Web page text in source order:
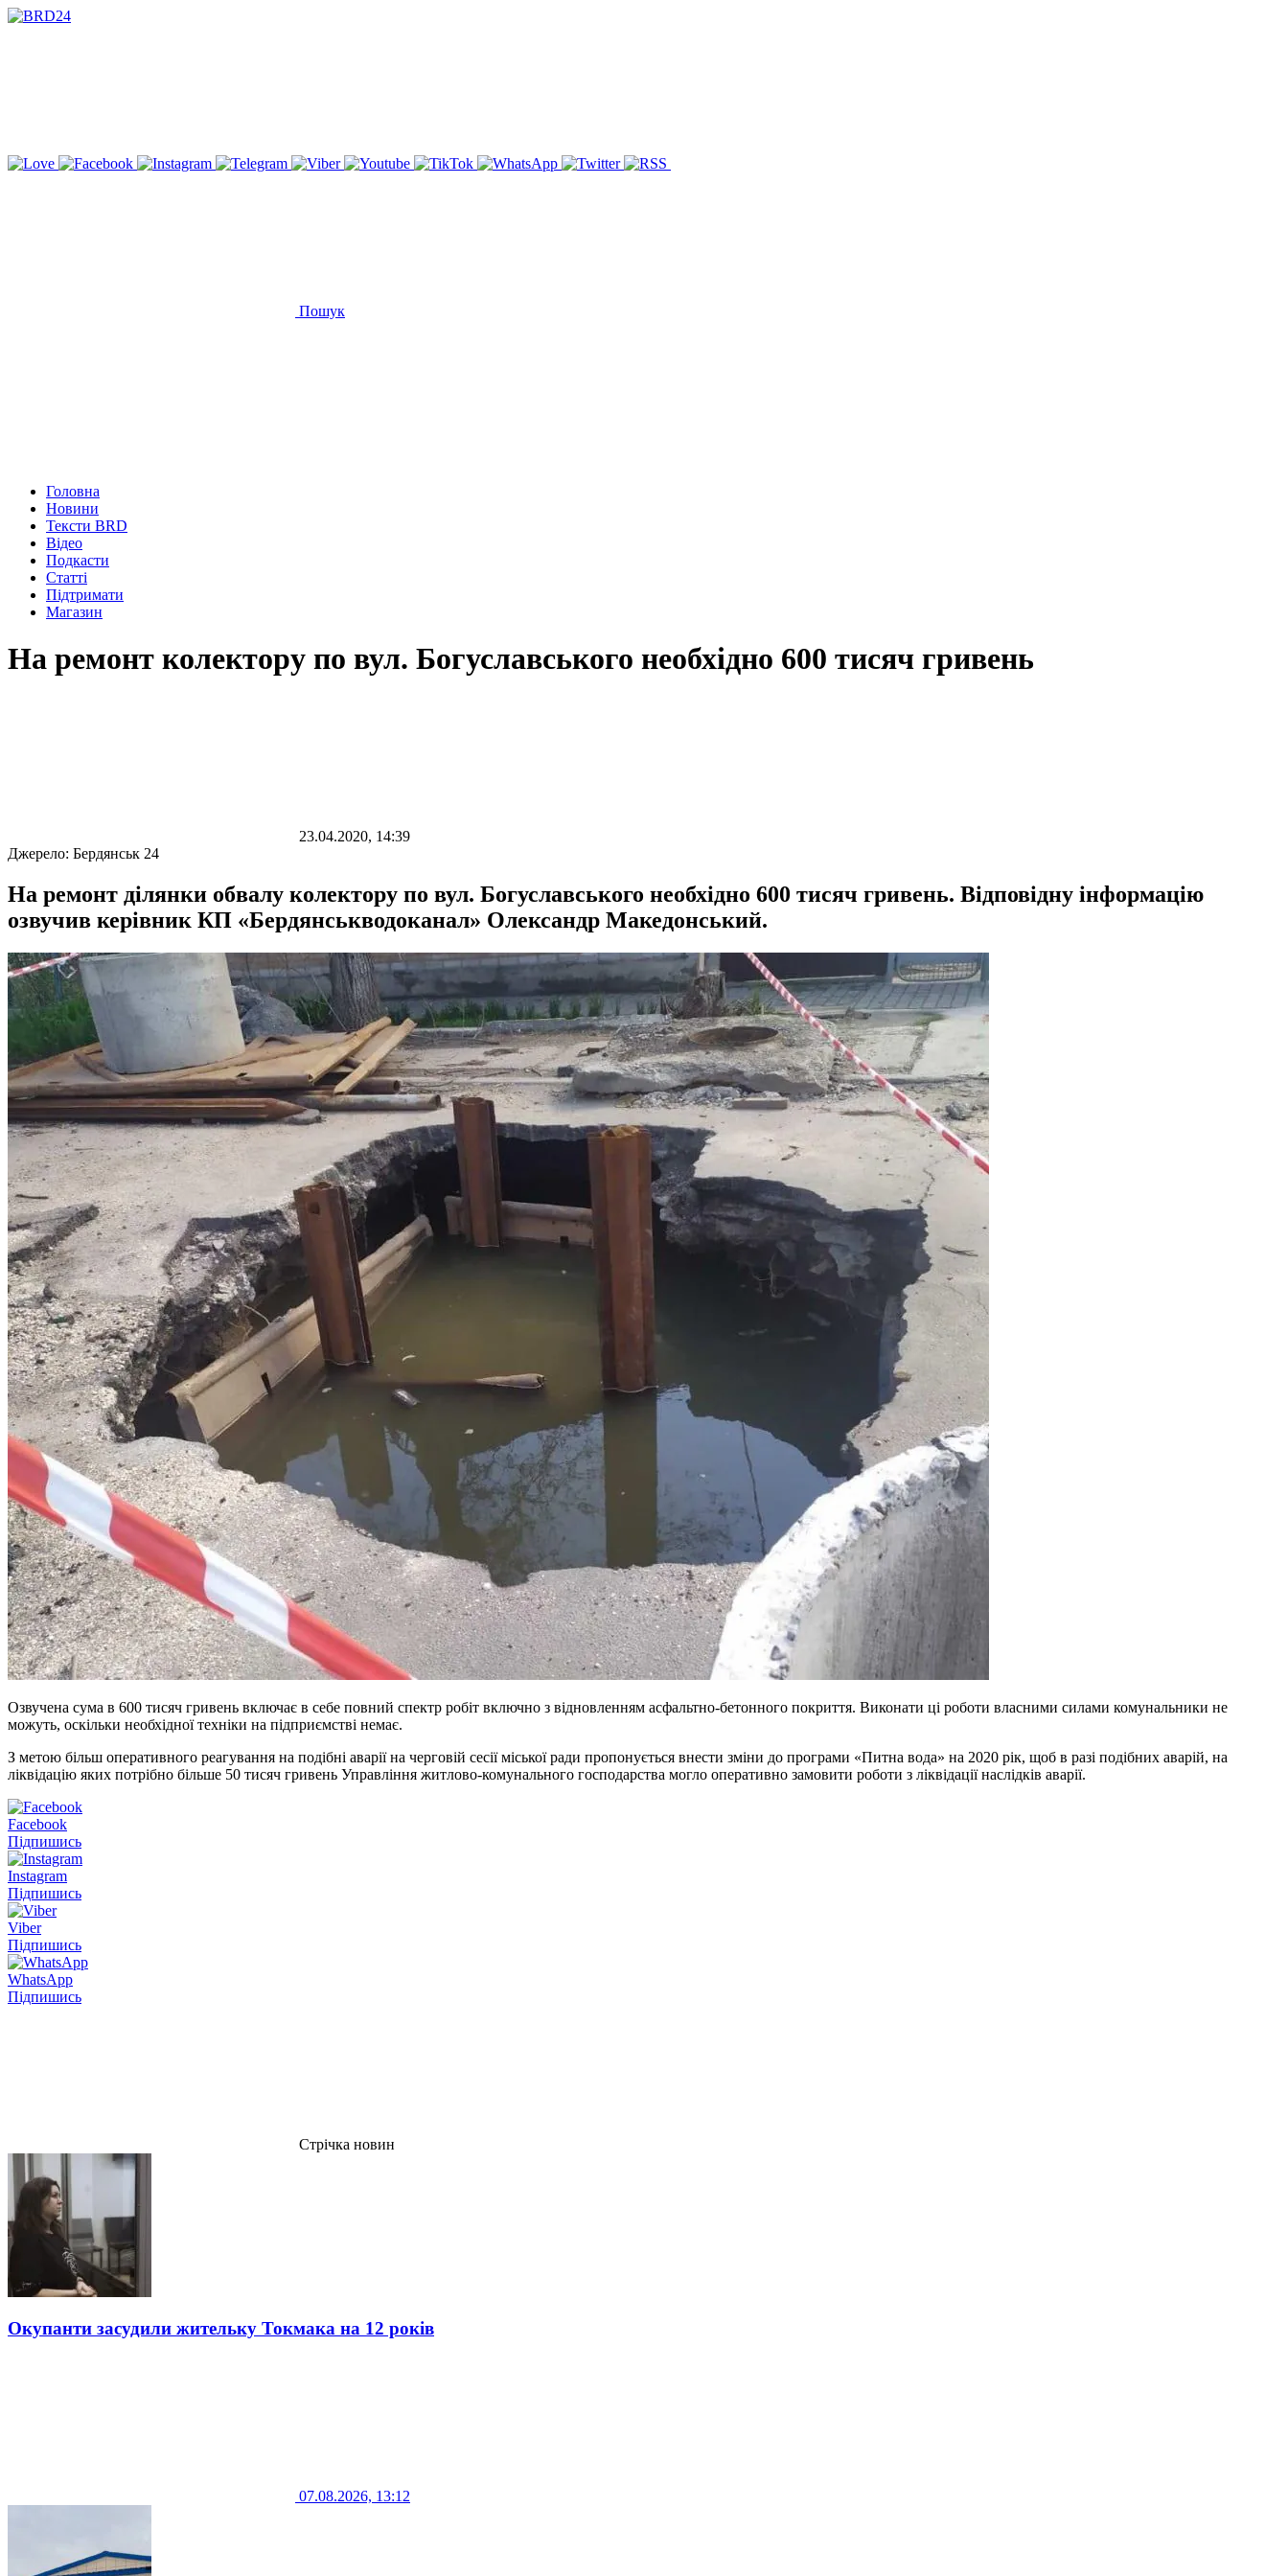
Пошук
Головна
Новини
Тексти BRD
Відео
Подкасти
Статті
Підтримати
Магазин
На ремонт колектору по вул. Богуславського необхідно 600 тисяч гривень
23.04.2020, 14:39
Джерело: Бердянськ 24
На ремонт ділянки обвалу колектору по вул. Богуславського необхідно 600 тисяч гривень. Відповідну інформацію
озвучив керівник КП «Бердянськводоканал» Олександр Македонський.
Озвучена сума в 600 тисяч гривень включає в себе повний спектр робіт включно з відновленням асфальтно-бетонного покриття. Виконати ці роботи власними силами комунальники не
можуть, оскільки необхідної техніки на підприємстві немає.
З метою більш оперативного реагування на подібні аварії на черговій сесії міської ради пропонується внести зміни до програми «Питна вода» на 2020 рік, щоб в разі подібних аварій, на
ліквідацію яких потрібно більше 50 тисяч гривень Управління житлово-комунального господарства могло оперативно замовити роботи з ліквідації наслідків аварії.
Facebook
Підпишись
Instagram
Підпишись
Viber
Підпишись
WhatsApp
Підпишись
Стрічка новин
Окупанти засудили жительку Токмака на 12 років
07.08.2026, 13:12